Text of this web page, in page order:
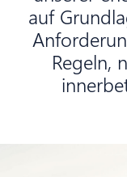
auf
Regeln,